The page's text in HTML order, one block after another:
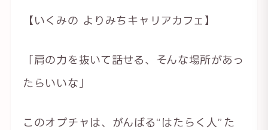
【いくみの よりみちキャリアカフェ】
「肩の力を抜いて話せる、そんな場所があっ
たらいいな」
このオプチャは、がんばる“はたらく人”た